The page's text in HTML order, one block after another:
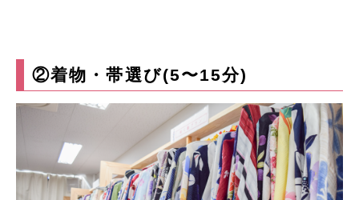
②着物・帯選び(5〜15分)